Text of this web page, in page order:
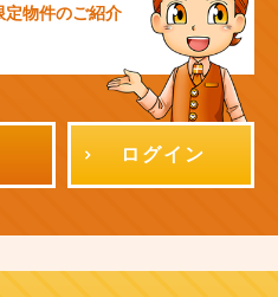
定物件のご紹介
ログイン